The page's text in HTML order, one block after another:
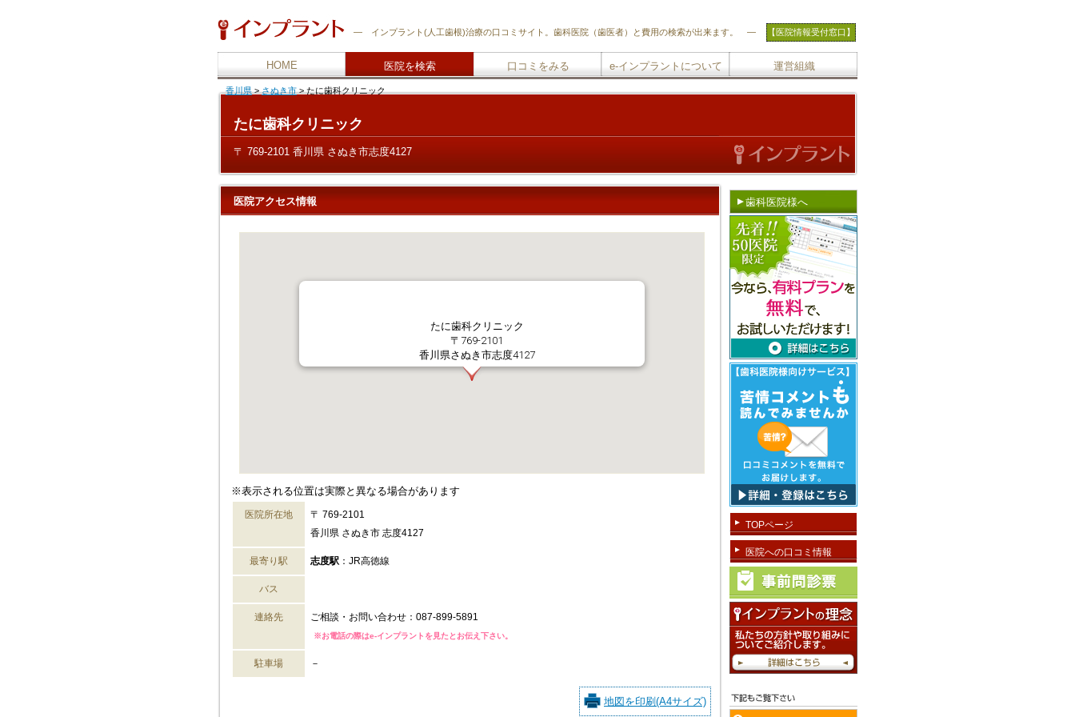
― インプラント(人工歯根)治療の口コミサイト。歯科医院（歯医者）と費用の検索が出来ます。 ― 【医院情報受付窓口】
HOME 医院を検索 口コミをみる e-インプラントについて 運営組織
香川県> さぬき市>たに歯科クリニック
たに歯科クリニック
〒 769-2101 香川県 さぬき市志度4127
医院アクセス情報
たに歯科クリニック
〒769-2101
香川県さぬき市志度4127
※表示される位置は実際と異なる場合があります
医院所在地
〒 769-2101
香川県 さぬき市 志度4127
最寄り駅 志度駅 ：JR高徳線
バス
連絡先 ご相談・お問い合わせ： 087-899-5891
※お電話の際はe-インプラントを見たとお伝え下さい。
駐車場 －
地図を印刷(A4サイズ)
歯科医院様へ
TOPページ
医院への口コミ情報